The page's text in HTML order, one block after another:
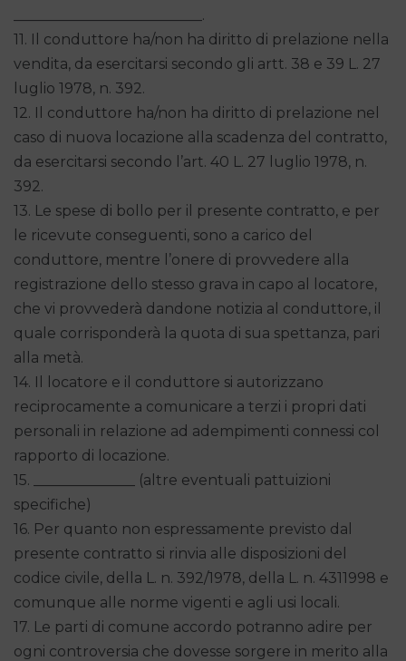
__________________________.
11. Il conduttore ha/non ha diritto di prelazione nella
vendita, da esercitarsi secondo gli artt. 38 e 39 L. 27
luglio 1978, n. 392.
12. Il conduttore ha/non ha diritto di prelazione nel
caso di nuova locazione alla scadenza del contratto,
da esercitarsi secondo l’art. 40 L. 27 luglio 1978, n.
392.
13. Le spese di bollo per il presente contratto, e per
le ricevute conseguenti, sono a carico del
conduttore, mentre l’onere di provvedere alla
registrazione dello stesso grava in capo al locatore,
che vi provvederà dandone notizia al conduttore, il
quale corrisponderà la quota di sua spettanza, pari
alla metà.
14. Il locatore e il conduttore si autorizzano
reciprocamente a comunicare a terzi i propri dati
personali in relazione ad adempimenti connessi col
rapporto di locazione.
15. ______________ (altre eventuali pattuizioni
specifiche)
16. Per quanto non espressamente previsto dal
presente contratto si rinvia alle disposizioni del
codice civile, della L. n. 392/1978, della L. n. 4311998 e
comunque alle norme vigenti e agli usi locali.
17. Le parti di comune accordo potranno adire per
ogni controversia che dovesse sorgere in merito alla